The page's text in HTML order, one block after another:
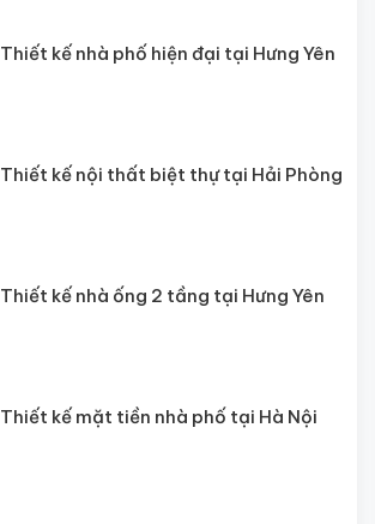
Thiết kế nhà phố hiện đại tại Hưng Yên
Thiết kế nội thất biệt thự tại Hải Phòng
Thiết kế nhà ống 2 tầng tại Hưng Yên
Thiết kế mặt tiền nhà phố tại Hà Nội